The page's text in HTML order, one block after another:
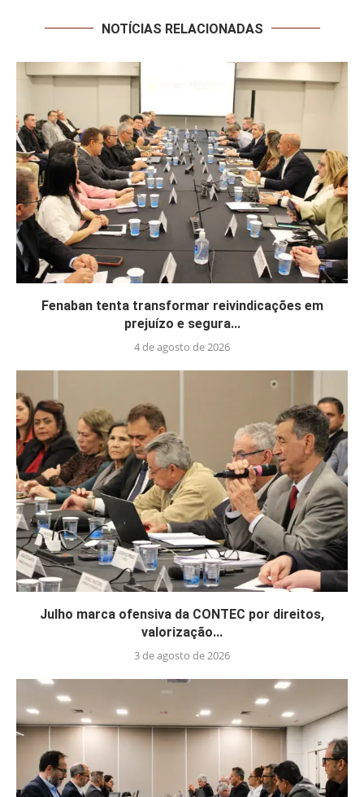
NOTÍCIAS RELACIONADAS
Fenaban tenta transformar reivindicações em
prejuízo e segura...
4 de agosto de 2026
Julho marca ofensiva da CONTEC por direitos,
valorização...
3 de agosto de 2026